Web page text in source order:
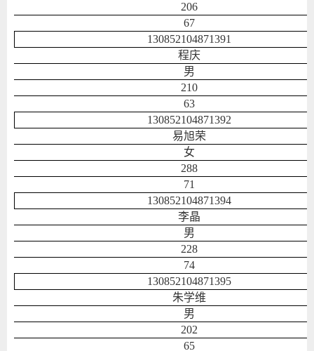
206
67
130852104871391
程庆
男
210
63
130852104871392
易旭荣
女
288
71
130852104871394
李晶
男
228
74
130852104871395
朱学维
男
202
65